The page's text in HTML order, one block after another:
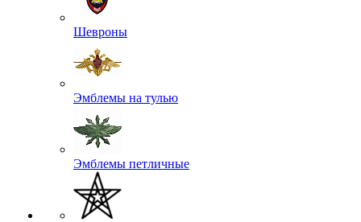
Шевроны
Эмблемы на тулью
Эмблемы петличные